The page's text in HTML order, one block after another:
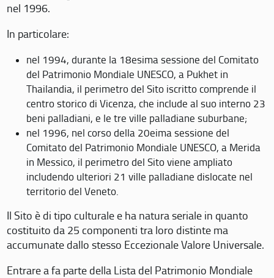
nel 1996.
In particolare:
nel 1994, durante la 18esima sessione del Comitato
del Patrimonio Mondiale UNESCO, a Pukhet in
Thailandia, il perimetro del Sito iscritto comprende il
centro storico di Vicenza, che include al suo interno 23
beni palladiani, e le tre ville palladiane suburbane;
nel 1996, nel corso della 20eima sessione del
Comitato del Patrimonio Mondiale UNESCO, a Merida
in Messico, il perimetro del Sito viene ampliato
includendo ulteriori 21 ville palladiane dislocate nel
territorio del Veneto.
Il Sito è di tipo culturale e ha natura seriale in quanto
costituito da 25 componenti tra loro distinte ma
accumunate dallo stesso Eccezionale Valore Universale.
Entrare a fa parte della Lista del Patrimonio Mondiale